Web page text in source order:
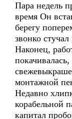
Пара недель
время Он
берегу
звонко
Наконец,
монтажной
Недавно
корабельной
капитал